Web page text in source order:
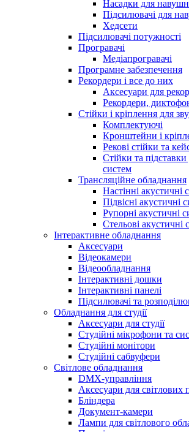
Насадки для
Підсилювачі для
Хедсети
Підсилювачі потужності
Програвачі
Медіапрогравачі
Програмне забезпечення
Рекордери і все до них
Аксесуари для
Рекордери,
Стійки і кріплення для
Комплектуючі
Кронштейни і
Рекові стійки та
Стійки та
систем
Трансляційне обладнання
Настінні акустичні
Підвісні акустичні
Рупорні акустичні
Стельові акустичні
Інтерактивне обладнання
Аксесуари
Відеокамери
Відеообладнання
Інтерактивні дошки
Інтерактивні панелі
Підсилювачі та
Обладнання для студії
Аксесуари для студії
Студійні мікрофони та
Студійні монітори
Студійні сабвуфери
Світлове обладнання
DMX-управління
Аксесуари для світлових
Бліндера
Документ-камери
Лампи для світлового